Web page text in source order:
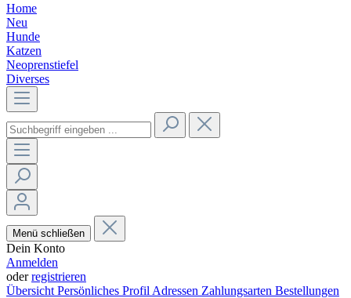
Home
Neu
Hunde
Katzen
Neoprenstiefel
Diverses
Menü schließen
Dein Konto
Anmelden
oderregistrieren
Übersicht Persönliches Profil Adressen Zahlungsarten Bestellungen